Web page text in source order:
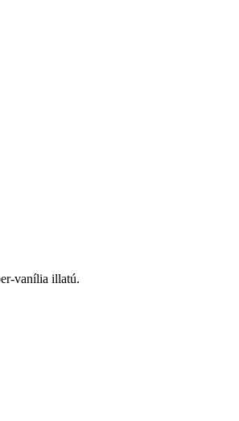
vanília illatú.